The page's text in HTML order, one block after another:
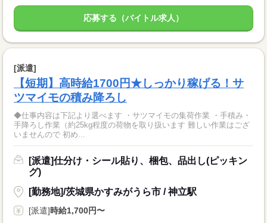
応募する（バイトル求人）
[派遣]
【短期】高時給1700円★しっかり稼げる！サ
ツマイモの積み降ろし
◆仕事内容は下記より選べます ・サツマイモの集荷作業 ・手積み・
手降ろし作業（約25kg程度の荷物を取り扱います 難しい作業はござ
いませんので 初め...
[派遣]仕分け・シール貼り、梱包、品出し(ピッキン
グ)
[勤務地]/茨城県かすみがうら市 / 神立駅
[派遣]時給1,700円〜